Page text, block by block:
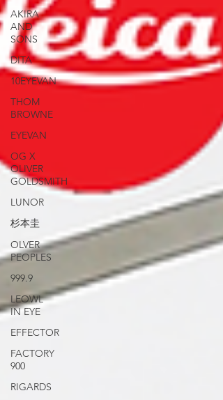
AKIRA
AND
SONS
DITA
10EYEVAN
THOM
BROWNE
EYEVAN
OG X
OLIVER
GOLDSMITH
LUNOR
杉本圭
OLVER
PEOPLES
999.9
LEOWL
IN EYE
EFFECTOR
FACTORY
900
RIGARDS